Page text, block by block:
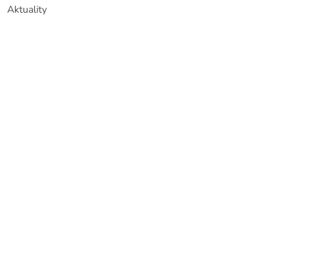
Aktuality